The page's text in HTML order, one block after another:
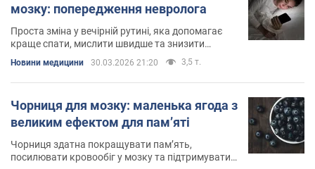
мозку: попередження невролога
Проста зміна у вечірній рутині, яка допомагає
краще спати, мислити швидше та знизити
Новини медицини 30.03.2026 21:20 3,5 т.
Чорниця для мозку: маленька ягода з
великим ефектом для пам’яті
Чорниця здатна покращувати пам’ять,
посилювати кровообіг у мозку та підтримувати